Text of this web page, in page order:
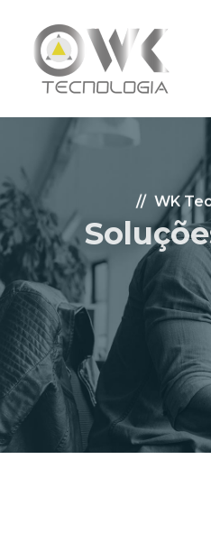
WK
Soluções
Certificações: AWS
Fale